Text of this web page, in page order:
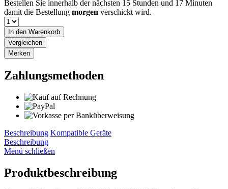
Bestellen Sie innerhalb der nächsten 15 Stunden und 17 Minuten
damit die Bestellung morgen verschickt wird.
In den Warenkorb
Vergleichen
Merken
Zahlungsmethoden
Beschreibung Kompatible Geräte
Beschreibung
Menü schließen
Produktbeschreibung